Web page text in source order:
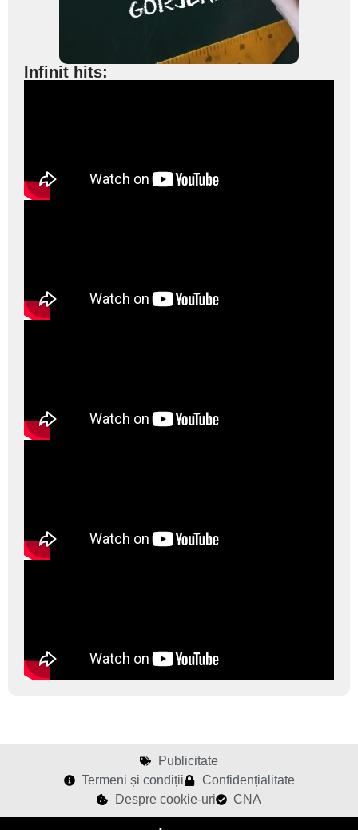
Infinit hits:
Publicitate
Termeni și condiții
Confidențialitate
Despre cookie-uri
CNA